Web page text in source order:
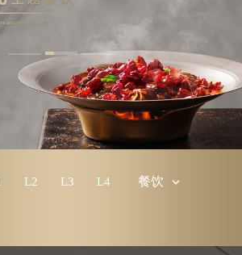
L2 L3 L4 餐饮